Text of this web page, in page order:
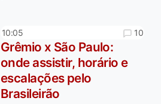
10:05 10
Grêmio x São Paulo:
onde assistir, horário e
escalações pelo
Brasileirão